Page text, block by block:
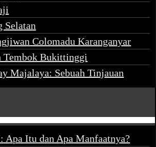
Selatan
Colomadu Karanganyar
Tembok Bukittinggi
Majalaya: Sebuah Tinjauan
Apa Itu dan Apa Manfaatnya?